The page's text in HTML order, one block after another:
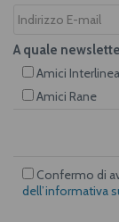
A quale
Amici Interlinea
Amici Rane
Confermo di
dell’informativa